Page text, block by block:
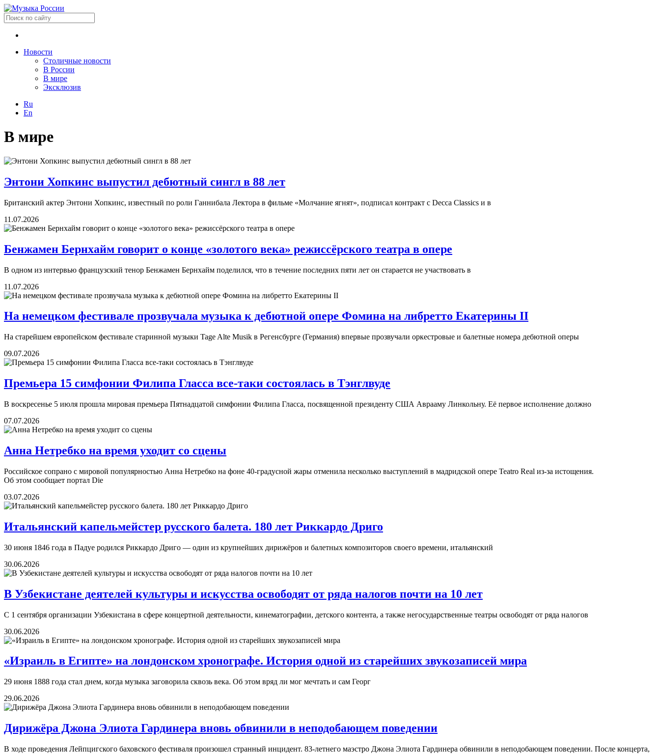
Новости
Столичные новости
В России
В мире
Эксклюзив
Ru
En
В мире
Энтони Хопкинс выпустил дебютный сингл в 88 лет
Британский актер Энтони Хопкинс, известный по роли Ганнибала Лектора в фильме «Молчание ягнят», подписал контракт с Decca Classics и в
11.07.2026
Бенжамен Бернхайм говорит о конце «золотого века» режиссёрского театра в опере
В одном из интервью французский тенор Бенжамен Бернхайм поделился, что в течение последних пяти лет он старается не участвовать в
11.07.2026
На немецком фестивале прозвучала музыка к дебютной опере Фомина на либретто Екатерины II
На старейшем европейском фестивале старинной музыки Tage Alte Musik в Регенсбурге (Германия) впервые прозвучали оркестровые и балетные номера дебютной оперы
09.07.2026
Премьера 15 симфонии Филипа Гласса все-таки состоялась в Тэнглвуде
В воскресенье 5 июля прошла мировая премьера Пятнадцатой симфонии Филипа Гласса, посвященной президенту США Аврааму Линкольну. Её первое исполнение должно
07.07.2026
Анна Нетребко на время уходит со сцены
Российское сопрано с мировой популярностью Анна Нетребко на фоне 40-градусной жары отменила несколько выступлений в мадридской опере Teatro Real из-за истощения.
Об этом сообщает портал Die
03.07.2026
Итальянский капельмейстер русского балета. 180 лет Риккардо Дриго
30 июня 1846 года в Падуе родился Риккардо Дриго — один из крупнейших дирижёров и балетных композиторов своего времени, итальянский
30.06.2026
В Узбекистане деятелей культуры и искусства освободят от ряда налогов почти на 10 лет
С 1 сентября организации Узбекистана в сфере концертной деятельности, кинематографии, детского контента, а также негосударственные театры освободят от ряда налогов
30.06.2026
«Израиль в Египте» на лондонском хронографе. История одной из старейших звукозаписей мира
29 июня 1888 года стал днем, когда музыка заговорила сквозь века. Об этом вряд ли мог мечтать и сам Георг
29.06.2026
Дирижёра Джона Элиота Гардинера вновь обвинили в неподобающем поведении
В ходе проведения Лейпцигского баховского фестиваля произошел странный инцидент. 83-летнего маэстро Джона Элиота Гардинера обвинили в неподобающем поведении. После концерта,